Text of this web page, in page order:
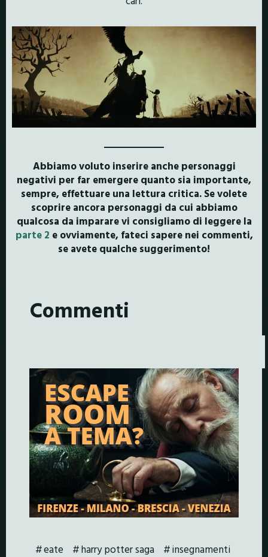
Abbiamo voluto inserire anche personaggi
negativi per far emergere quanto sia importante,
sempre, effettuare una lettura critica. Se volete
scoprire ancora personaggi da cui abbiamo
qualcosa da imparare vi consigliamo di leggere la
parte 2 e ovviamente, fateci sapere nei commenti,
se avete qualche suggerimento!
Commenti
eate harry potter saga
insegnamenti